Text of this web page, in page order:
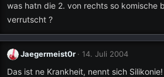
was hatn die 2. von rechts so komische
verrutscht ?
Jaegermeist0r 14. Juli 2004
Das ist ne Krankheit, nennt sich Silikonie!